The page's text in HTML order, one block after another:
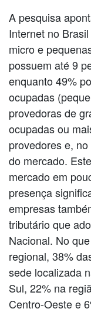
A pesquisa
Internet no
micro e
possuem até 9
enquanto 49%
ocupadas
provedoras de
ocupadas ou
provedores e,
do mercado.
mercado em
presença
empresas
tributário que
Nacional. No
regional, 38%
sede localizada
Sul, 22% na
Centro-Oeste e